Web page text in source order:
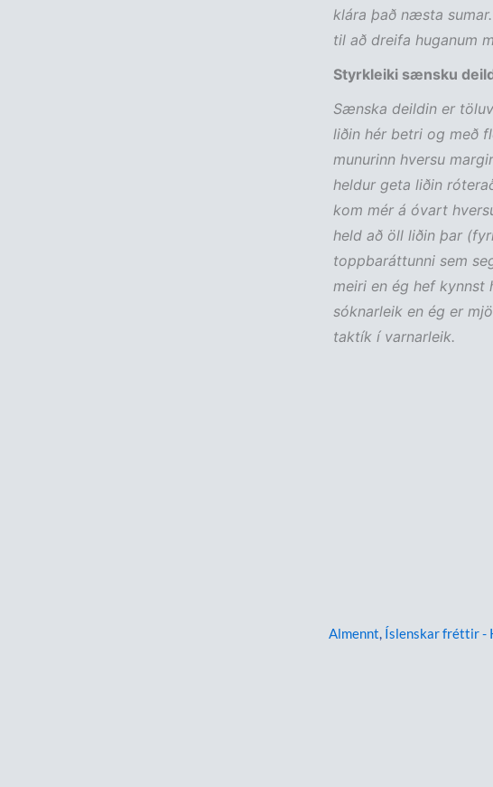
klára það næsta
til að dreifa huganum
Styrkleiki sænsku
Sænska deildin er
liðin hér betri og með
munurinn hversu
heldur geta liðin
kom mér á óvart
held að öll liðin þar
toppbaráttunni sem
meiri en ég hef kynnst
sóknarleik en ég er
taktík í varnarleik.
Almennt, Íslenskar fréttir -